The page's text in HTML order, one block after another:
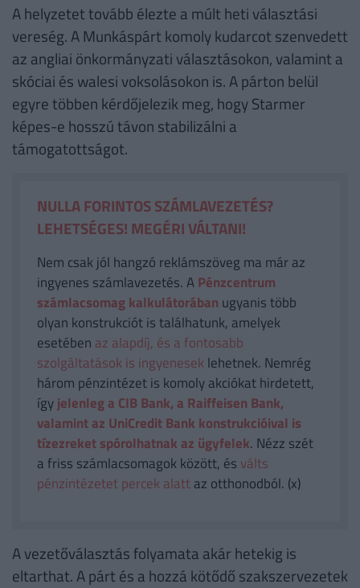
A helyzetet tovább élezte a múlt heti választási
vereség. A Munkáspárt komoly kudarcot szenvedett
az angliai önkormányzati választásokon, valamint a
skóciai és walesi voksolásokon is. A párton belül
egyre többen kérdőjelezik meg, hogy Starmer
képes-e hosszú távon stabilizálni a
támogatottságot.
NULLA FORINTOS SZÁMLAVEZETÉS?
LEHETSÉGES! MEGÉRI VÁLTANI!
Nem csak jól hangzó reklámszöveg ma már az
ingyenes számlavezetés. APénzcentrum
számlacsomag kalkulátorában ugyanis több
olyan konstrukciót is találhatunk, amelyek
esetében az alapdíj, és a fontosabb
szolgáltatások is ingyenesek lehetnek. Nemrég
három pénzintézet is komoly akciókat hirdetett,
ígyjelenleg a CIB Bank, a Raiffeisen Bank,
valamint az UniCredit Bank konstrukcióival is
tízezreket spórolhatnak az ügyfelek. Nézz szét
a friss számlacsomagok között, és válts
pénzintézetet percek alattaz otthonodból. (x)
A vezetőválasztás folyamata akár hetekig is
eltarthat. A párt és a hozzá kötődő szakszervezetek